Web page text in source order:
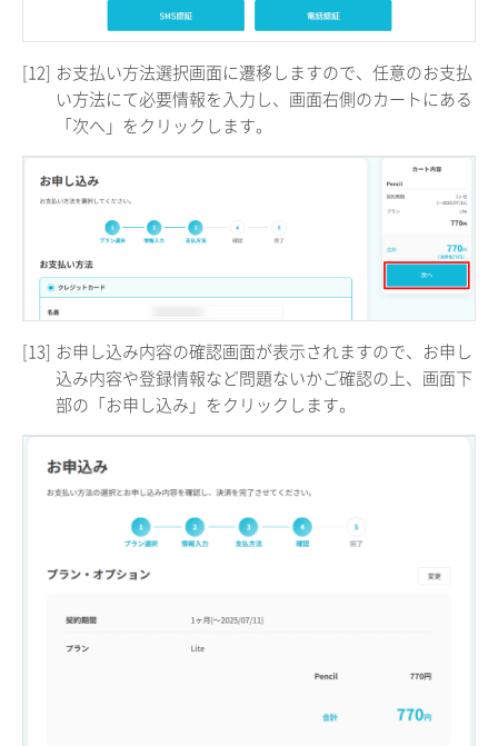
[12] お支払い方法選択画面に遷移しますので、任意のお支払
い方法にて必要情報を入力し、画面右側のカートにある
「次へ」をクリックします。
[13] お申し込み内容の確認画面が表示されますので、お申し
込み内容や登録情報など問題ないかご確認の上、画面下
部の「お申し込み」をクリックします。